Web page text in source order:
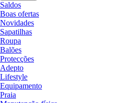
Saldos
Boas ofertas
Novidades
Sapatilhas
Roupa
Balões
Protecções
Adepto
Lifestyle
Equipamento
Praia